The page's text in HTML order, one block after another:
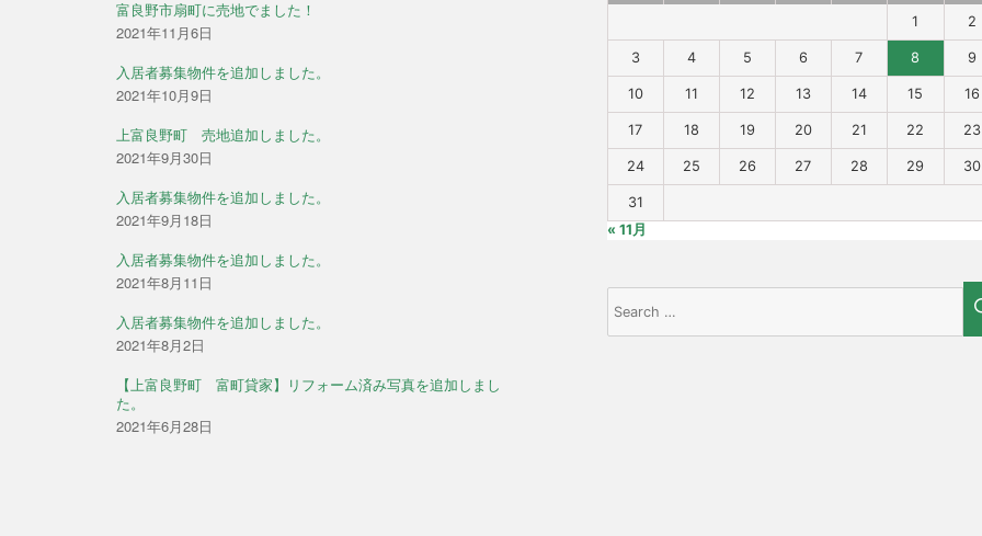
富良野市扇町に売地でました！
2021年11月6日
入居者募集物件を追加しました。
2021年10月9日
上富良野町 売地追加しました。
2021年9月30日
入居者募集物件を追加しました。
2021年9月18日
入居者募集物件を追加しました。
2021年8月11日
入居者募集物件を追加しました。
2021年8月2日
【上富良野町 富町貸家】リフォーム済み写真を追加しまし
た。
2021年6月28日
1 2
3 4 5 6 7 8 9
10 11 12 13 14 15 16
17 18 19 20 21 22 23
24 25 26 27 28 29 30
31
« 11月
Search
for: